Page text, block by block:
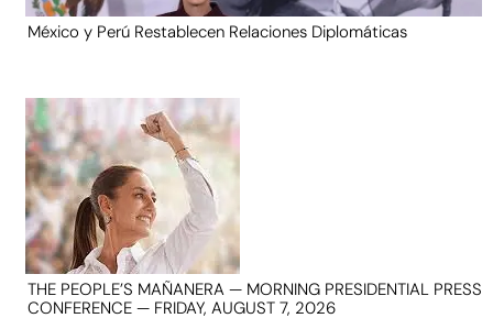
México y Perú Restablecen Relaciones Diplomáticas
THE PEOPLE’S MAÑANERA — MORNING PRESIDENTIAL PRESS
CONFERENCE — FRIDAY, AUGUST 7, 2026